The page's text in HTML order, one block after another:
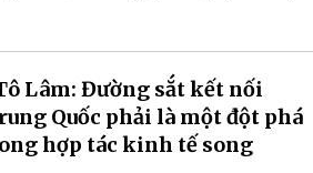
Lâm: Đường sắt kết nối
Quốc phải là một đột phá
hợp tác kinh tế song